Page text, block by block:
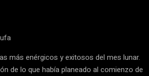
más enérgicos y exitosos del mes lunar.
de lo que había planeado al comienzo de